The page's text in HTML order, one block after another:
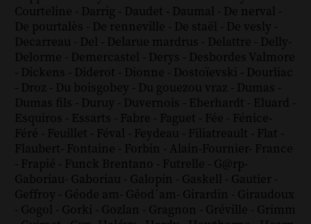
Courteline - Darrig - Daudet - Daumal - De nerval -
De pourtalès - De renneville - De staël - De vesly -
Decarreau - Del - Delarue mardrus - Delattre - Delly-
Delorme - Demercastel - Derys - Desbordes Valmore
- Dickens - Diderot - Dionne - Dostoïevski - Dourliac
- Droz - Du boisgobey - Du gouezou vraz - Dumas -
Dumas fils - Duruy - Duvernois - Eberhardt - Eluard -
Esquiros - Essarts - Fabre - Faguet - Fée - Fénice-
Féré - Feuillet - Féval - Feydeau - Filiatreault - Flat -
Flaubert- Fontaine - Forbin - Alain-Fournier- France
- Frapié - Funck Brentano - Futrelle - G@rp-
Gaboriau- Gaboriau - Galopin - Gaskell - Gautier -
Geffroy - Géode am- Géod´am- Girardin - Giraudoux
- Gogol - Gorki - Gozlan - Gragnon - Gréville - Grimm